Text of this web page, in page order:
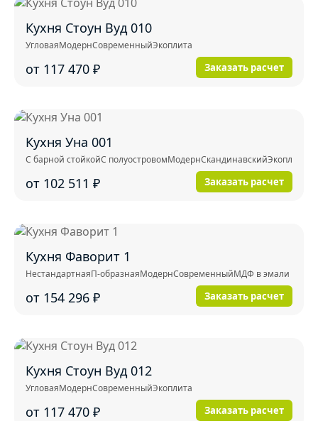
Кухня Стоун Вуд 010
УгловаяМодернСовременныйЭкоплита
от 117 470 ₽ Заказать расчет
Кухня Уна 001
С барной стойкойС полуостровомМодернСкандинавскийЭкоплита
от 102 511 ₽ Заказать расчет
Кухня Фаворит 1
НестандартнаяП-образнаяМодернСовременныйМДФ в эмали
от 154 296 ₽ Заказать расчет
Кухня Стоун Вуд 012
УгловаяМодернСовременныйЭкоплита
от 117 470 ₽ Заказать расчет